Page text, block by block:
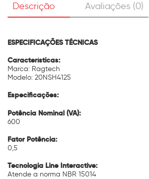
Descrição Avaliações (0)
ESPECIFICAÇÕES TÉCNICAS
Características:
Marca: Ragtech
Modelo: 20NSH4125
Especificações:
Potência Nominal (VA):
600
Fator Potência:
0,5
Tecnologia Line Interactive:
Atende a norma NBR 15014